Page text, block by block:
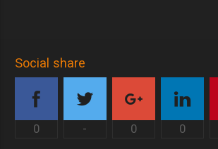
Social share
0 - 0 0